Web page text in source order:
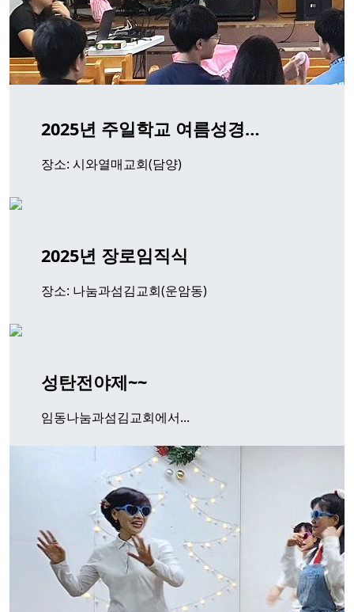
2025년 주일학교 여름성경…
장소: 시와열매교회(담양)
2025년 장로임직식
장소: 나눔과섬김교회(운암동)
성탄전야제~~
임동나눔과섬김교회에서...